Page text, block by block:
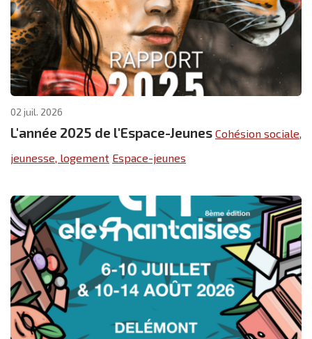
02 juil. 2026
L'année 2025 de l'Espace-Jeunes Cohésion sociale,
jeunesse, logement Espace-jeunes